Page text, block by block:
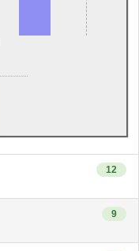
12
9